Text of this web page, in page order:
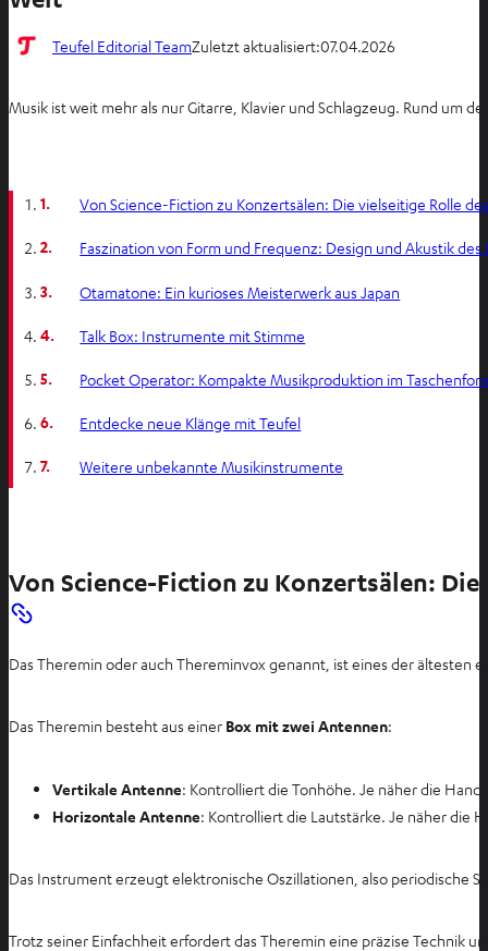
Teufel Editorial TeamZuletzt aktualisiert:07.04.2026
Musik ist weit mehr als nur Gitarre, Klavier und Schlagzeug. Rund um
1. Von Science-Fiction zu Konzertsälen: Die vielseitige Rolle
2. Faszination von Form und Frequenz: Design und Akustik des
3. Otamatone: Ein kurioses Meisterwerk aus Japan
4. Talk Box: Instrumente mit Stimme
5. Pocket Operator: Kompakte Musikproduktion im
6. Entdecke neue Klänge mit Teufel
7. Weitere unbekannte Musikinstrumente
Von Science-Fiction zu Konzertsälen:
Das Theremin oder auch Thereminvox genannt, ist eines der ältesten
Das Theremin besteht aus einer Box mit zwei Antennen:
Vertikale Antenne: Kontrolliert die Tonhöhe. Je näher die
Horizontale Antenne: Kontrolliert die Lautstärke. Je näher die
Das Instrument erzeugt elektronische Oszillationen, also periodische
Trotz seiner Einfachheit erfordert das Theremin eine präzise Technik